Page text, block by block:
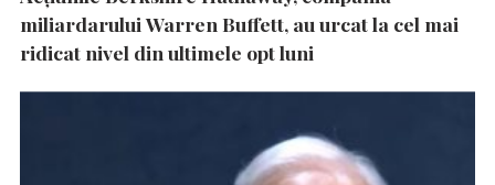
miliardarului Warren Buffett, au urcat la cel mai
ridicat nivel din ultimele opt luni